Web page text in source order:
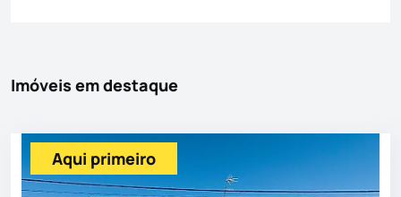
Imóveis em destaque
Aqui primeiro